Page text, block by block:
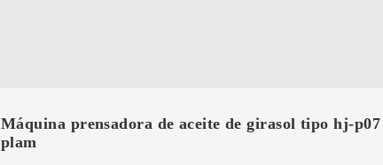
Máquina prensadora de aceite de girasol tipo hj-p07
plam